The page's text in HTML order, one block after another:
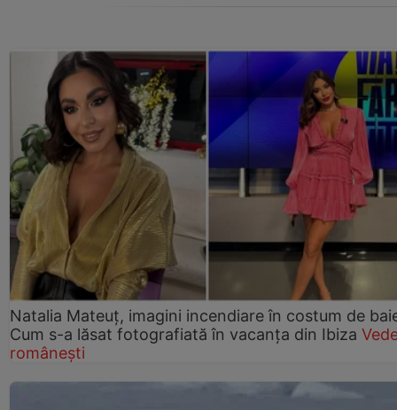
Natalia Mateuț, imagini incendiare în costum de
Cum s-a lăsat fotografiată în vacanța din Ibiza
românești